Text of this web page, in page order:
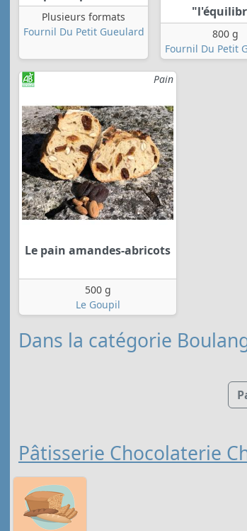
Plusieurs formats
Fournil Du Petit Gueulard
800 g
Fournil Du Petit
Pain
Le pain amandes-abricots
500 g
Le Goupil
Dans la catégorie
Pâtisserie Chocolaterie